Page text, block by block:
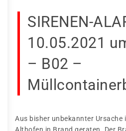
SIRENEN-
10.05.2021
– B02 –
Aus bisher unbekannter Ursache